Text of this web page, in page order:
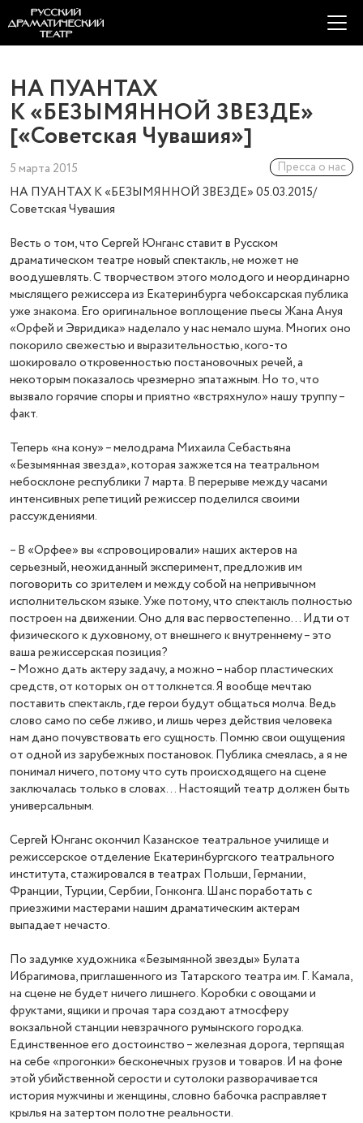
НА ПУАНТАХ
К «БЕЗЫМЯННОЙ ЗВЕЗДЕ»
[«Советская Чувашия»]
5 марта 2015 Пресса о нас
НА ПУАНТАХ К «БЕЗЫМЯННОЙ ЗВЕЗДЕ» 05.03.2015/
Советская Чувашия
Весть о том, что Сергей Юнганс ставит в Русском
драматическом театре новый спектакль, не может не
воодушевлять. С творчеством этого молодого и неординарно
мыслящего режиссера из Екатеринбурга чебоксарская публика
уже знакома. Его оригинальное воплощение пьесы Жана Ануя
«Орфей и Эвридика» наделало у нас немало шума. Многих оно
покорило свежестью и выразительностью, кого-то
шокировало откровенностью постановочных речей, а
некоторым показалось чрезмерно эпатажным. Но то, что
вызвало горячие споры и приятно «встряхнуло» нашу труппу –
факт.
Теперь «на кону» – мелодрама Михаила Себастьяна
«Безымянная звезда», которая зажжется на театральном
небосклоне республики 7 марта. В перерыве между часами
интенсивных репетиций режиссер поделился своими
рассуждениями.
– В «Орфее» вы «спровоцировали» наших актеров на
серьезный, неожиданный эксперимент, предложив им
поговорить со зрителем и между собой на непривычном
исполнительском языке. Уже потому, что спектакль полностью
построен на движении. Оно для вас первостепенно… Идти от
физического к духовному, от внешнего к внутреннему – это
ваша режиссерская позиция?
– Можно дать актеру задачу, а можно – набор пластических
средств, от которых он оттолкнется. Я вообще мечтаю
поставить спектакль, где герои будут общаться молча. Ведь
слово само по себе лживо, и лишь через действия человека
нам дано почувствовать его сущность. Помню свои ощущения
от одной из зарубежных постановок. Публика смеялась, а я не
понимал ничего, потому что суть происходящего на сцене
заключалась только в словах… Настоящий театр должен быть
универсальным.
Сергей Юнганс окончил Казанское театральное училище и
режиссерское отделение Екатеринбургского театрального
института, стажировался в театрах Польши, Германии,
Франции, Турции, Сербии, Гонконга. Шанс поработать с
приезжими мастерами нашим драматическим актерам
выпадает нечасто.
По задумке художника «Безымянной звезды» Булата
Ибрагимова, приглашенного из Татарского театра им. Г. Камала,
на сцене не будет ничего лишнего. Коробки с овощами и
фруктами, ящики и прочая тара создают атмосферу
вокзальной станции невзрачного румынского городка.
Единственное его достоинство – железная дорога, терпящая
на себе «прогонки» бесконечных грузов и товаров. И на фоне
этой убийственной серости и сутолоки разворачивается
история мужчины и женщины, словно бабочка расправляет
крылья на затертом полотне реальности.